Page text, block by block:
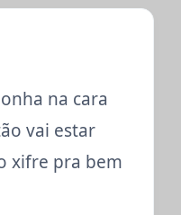
na cara
vai estar
xifre pra bem